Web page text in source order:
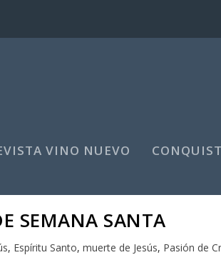
VINO NUEVO
SEMANA SANTA
, Espíritu Santo, muerte de Jesús, Pasión de